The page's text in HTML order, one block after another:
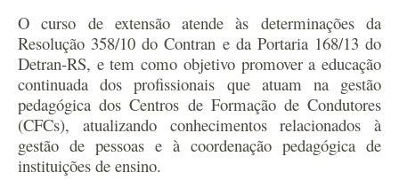
O curso de extensão atende às determinações da
Resolução 358/10 do Contran e da Portaria 168/13 do
Detran-RS, e tem como objetivo promover a educação
continuada dos profissionais que atuam na gestão
pedagógica dos Centros de Formação de Condutores
(CFCs), atualizando conhecimentos relacionados à
gestão de pessoas e à coordenação pedagógica de
instituições de ensino.